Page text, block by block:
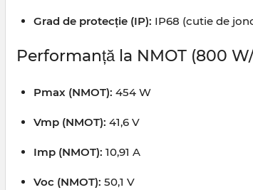
Grad de protecție (IP): IP68 (cutie de
Performanță la NMOT (800 W/
Pmax (NMOT): 454 W
Vmp (NMOT): 41,6 V
Imp (NMOT): 10,91 A
Voc (NMOT): 50,1 V